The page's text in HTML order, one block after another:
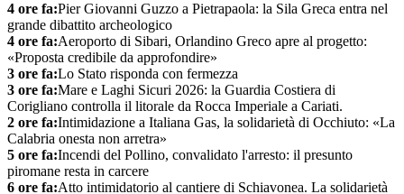
4 ore fa:Pier Giovanni Guzzo a Pietrapaola: la Sila Greca entra nel
grande dibattito archeologico
4 ore fa:Aeroporto di Sibari, Orlandino Greco apre al progetto:
«Proposta credibile da approfondire»
3 ore fa:Lo Stato risponda con fermezza
3 ore fa:Mare e Laghi Sicuri 2026: la Guardia Costiera di
Corigliano controlla il litorale da Rocca Imperiale a Cariati.
2 ore fa:Intimidazione a Italiana Gas, la solidarietà di Occhiuto: «La
Calabria onesta non arretra»
5 ore fa:Incendi del Pollino, convalidato l'arresto: il presunto
piromane resta in carcere
6 ore fa:Atto intimidatorio al cantiere di Schiavonea. La solidarietà